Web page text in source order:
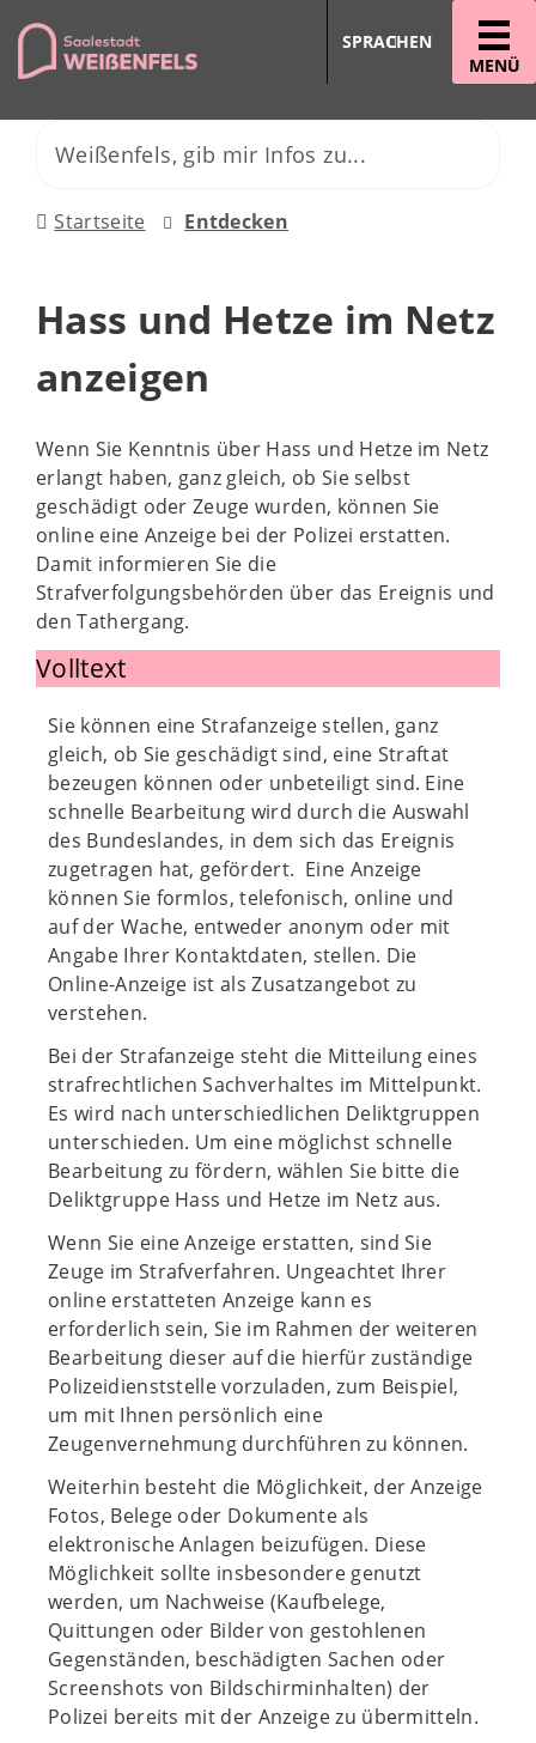
MENÜ
SPRACHEN
Startseite Entdecken
Hass und Hetze im Netz
anzeigen
Wenn Sie Kenntnis über Hass und Hetze im Netz
erlangt haben, ganz gleich, ob Sie selbst
geschädigt oder Zeuge wurden, können Sie
online eine Anzeige bei der Polizei erstatten.
Damit informieren Sie die
Strafverfolgungsbehörden über das Ereignis und
den Tathergang.
Volltext
Sie können eine Strafanzeige stellen, ganz
gleich, ob Sie geschädigt sind, eine Straftat
bezeugen können oder unbeteiligt sind. Eine
schnelle Bearbeitung wird durch die Auswahl
des Bundeslandes, in dem sich das Ereignis
zugetragen hat, gefördert. Eine Anzeige
können Sie formlos, telefonisch, online und
auf der Wache, entweder anonym oder mit
Angabe Ihrer Kontaktdaten, stellen. Die
Online-Anzeige ist als Zusatzangebot zu
verstehen.
Bei der Strafanzeige steht die Mitteilung eines
strafrechtlichen Sachverhaltes im Mittelpunkt.
Es wird nach unterschiedlichen Deliktgruppen
unterschieden. Um eine möglichst schnelle
Bearbeitung zu fördern, wählen Sie bitte die
Deliktgruppe Hass und Hetze im Netz aus.
Wenn Sie eine Anzeige erstatten, sind Sie
Zeuge im Strafverfahren. Ungeachtet Ihrer
online erstatteten Anzeige kann es
erforderlich sein, Sie im Rahmen der weiteren
Bearbeitung dieser auf die hierfür zuständige
Polizeidienststelle vorzuladen, zum Beispiel,
um mit Ihnen persönlich eine
Zeugenvernehmung durchführen zu können.
Weiterhin besteht die Möglichkeit, der Anzeige
Fotos, Belege oder Dokumente als
elektronische Anlagen beizufügen. Diese
Möglichkeit sollte insbesondere genutzt
werden, um Nachweise (Kaufbelege,
Quittungen oder Bilder von gestohlenen
Gegenständen, beschädigten Sachen oder
Screenshots von Bildschirminhalten) der
Polizei bereits mit der Anzeige zu übermitteln.